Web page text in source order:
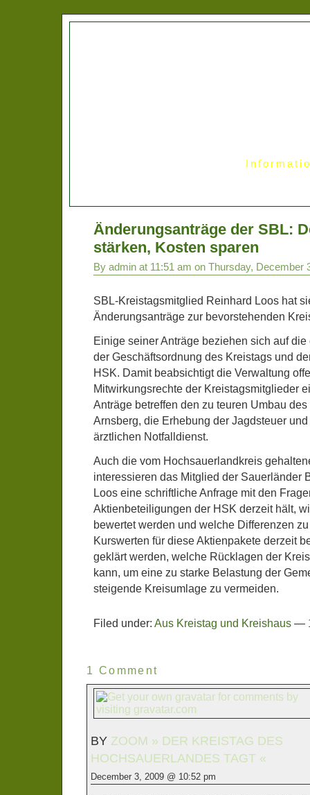
Änderungsanträge der SBL:
stärken, Kosten sparen
By admin at 11:51 am on Thursday, December
SBL-Kreistagsmitglied Reinhard Loos hat
Änderungsanträge zur bevorstehenden
Einige seiner Anträge beziehen sich auf
der Geschäftsordnung des Kreistags und
HSK. Damit beabsichtigt die Verwaltung
Mitwirkungsrechte der Kreistagsmitglieder
Anträge betreffen den zu teuren Umbau des
Arnsberg, die Erhebung der Jagdsteuer
ärztlichen Notfalldienst.
Auch die vom Hochsauerlandkreis
interessieren das Mitglied der Sauerländer
Loos eine schriftliche Anfrage mit den
Aktienbeteiligungen der HSK derzeit hält,
bewertet werden und welche Differenzen
Kurswerten für diese Aktienpakete derzeit
geklärt werden, welche Rücklagen der
kann, um eine zu starke Belastung der
steigende Kreisumlage zu vermeiden.
Filed under: Aus Kreistag und Kreishaus —
1 Comment
BY ZOOM » DER KREISTAG DES
HOCHSAUERLANDES TAGT «
December 3, 2009 @ 10:52 pm